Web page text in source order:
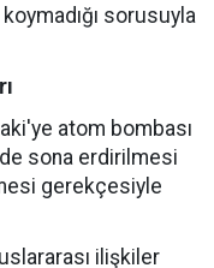
sorusuyla
atom bombası
sona erdirilmesi
gerekçesiyle
ilişkiler